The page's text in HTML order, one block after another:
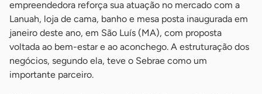
empreendedora reforça sua atuação no mercado com a
Lanuah, loja de cama, banho e mesa posta inaugurada em
janeiro deste ano, em São Luís (MA), com proposta
voltada ao bem-estar e ao aconchego. A estruturação dos
negócios, segundo ela, teve o Sebrae como um
importante parceiro.